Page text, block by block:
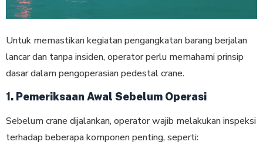
Untuk memastikan kegiatan pengangkatan barang berjalan
lancar dan tanpa insiden, operator perlu memahami prinsip
dasar dalam pengoperasian pedestal crane.
1. Pemeriksaan Awal Sebelum Operasi
Sebelum crane dijalankan, operator wajib melakukan inspeksi
terhadap beberapa komponen penting, seperti: